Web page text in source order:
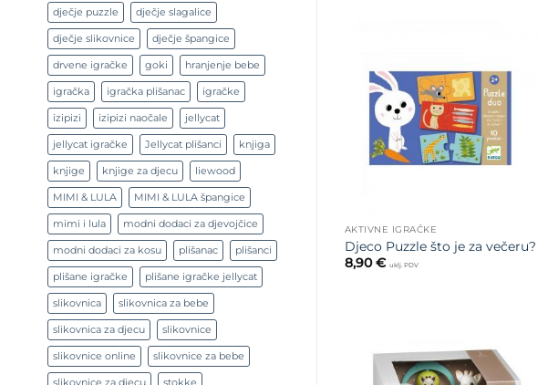
dječje puzzle dječje slagalice
dječje slikovnice dječje špangice
drvene igračke goki hranjenje bebe
igračka igračka plišanac igračke
izipizi izipizi naočale jellycat
jellycat igračke Jellycat plišanci knjiga
knjige knjige za djecu liewood
MIMI & LULA MIMI & LULA špangice
mimi i lula modni dodaci za djevojčice
modni dodaci za kosu plišanac plišanci
plišane igračke plišane igračke jellycat
slikovnica slikovnica za bebe
slikovnica za djecu slikovnice
slikovnice online slikovnice za bebe
Dodajte
na listu
želja
AKTIVNE IGRAČKE
Djeco Puzzle što je za večeru?
8,90€ uklj. PDV